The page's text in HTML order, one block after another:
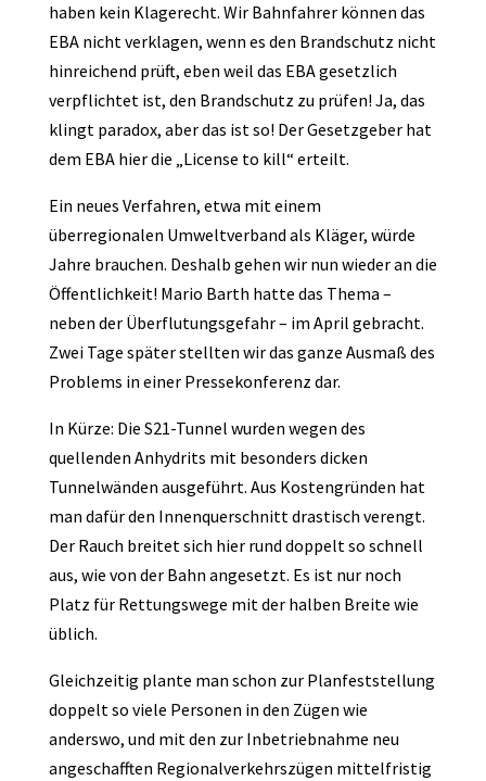
haben kein Klagerecht. Wir Bahnfahrer können das
EBA nicht verklagen, wenn es den Brandschutz nicht
hinreichend prüft, eben weil das EBA gesetzlich
verpflichtet ist, den Brandschutz zu prüfen! Ja, das
klingt paradox, aber das ist so! Der Gesetzgeber hat
dem EBA hier die „License to kill“ erteilt.
Ein neues Verfahren, etwa mit einem
überregionalen Umweltverband als Kläger, würde
Jahre brauchen. Deshalb gehen wir nun wieder an die
Öffentlichkeit! Mario Barth hatte das Thema –
neben der Überflutungsgefahr – im April gebracht.
Zwei Tage später stellten wir das ganze Ausmaß des
Problems in einer Pressekonferenz dar.
In Kürze: Die S21-Tunnel wurden wegen des
quellenden Anhydrits mit besonders dicken
Tunnelwänden ausgeführt. Aus Kostengründen hat
man dafür den Innenquerschnitt drastisch verengt.
Der Rauch breitet sich hier rund doppelt so schnell
aus, wie von der Bahn angesetzt. Es ist nur noch
Platz für Rettungswege mit der halben Breite wie
üblich.
Gleichzeitig plante man schon zur Planfeststellung
doppelt so viele Personen in den Zügen wie
anderswo, und mit den zur Inbetriebnahme neu
angeschafften Regionalverkehrszügen mittelfristig